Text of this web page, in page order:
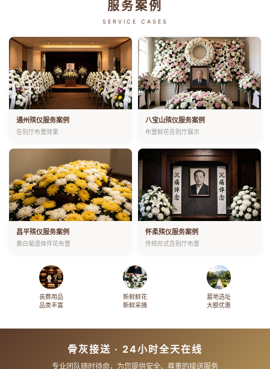
服务案例
SERVICE CASES
通州殡仪服务案例
告别厅布置效果
八宝山殡仪服务案例
布置鲜花告别厅展示
昌平殡仪服务案例
黄白菊遗体伴花布置
怀柔殡仪服务案例
传统形式告别厅布置
丧葬用品
品类丰富
新鲜鲜花
新鲜采摘
墓地选址
大额优惠
骨灰接送 · 24小时全天在线
专业团队随时待命，为您提供安全、尊重的接送服务